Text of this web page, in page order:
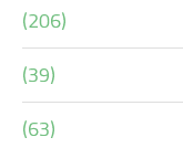
(206)
(39)
(63)